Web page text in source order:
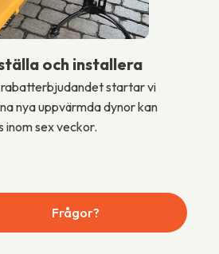
och installera
rabatterbjudandet startar vi
nya uppvärmda dynor kan
inom sex veckor.
Frågor?